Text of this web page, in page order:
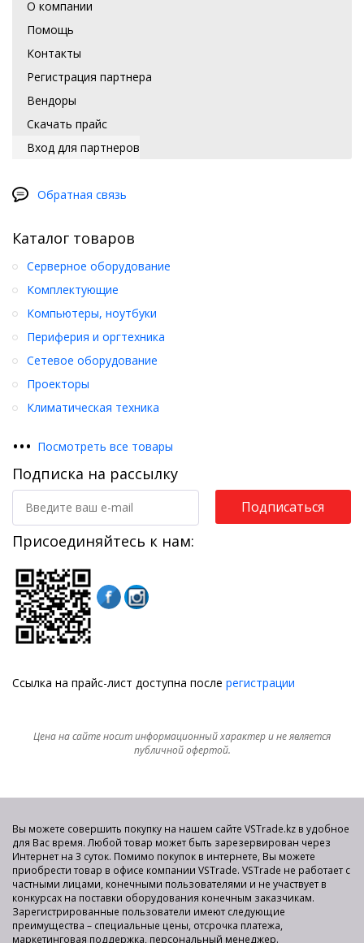
О компании
Помощь
Контакты
Регистрация партнера
Вендоры
Скачать прайс
Вход для партнеров
Обратная связь
Каталог товаров
Серверное оборудование
Комплектующие
Компьютеры, ноутбуки
Периферия и оргтехника
Сетевое оборудование
Проекторы
Климатическая техника
••• Посмотреть все товары
Подписка на рассылку
Подписаться
Присоединяйтесь к нам:
Ссылка на прайс-лист доступна после регистрации
Цена на сайте носит информационный характер и не является
публичной офертой.
Вы можете совершить покупку на нашем сайте VSTrade.kz в удобное
для Вас время. Любой товар может быть зарезервирован через
Интернет на 3 суток. Помимо покупок в интернете, Вы можете
приобрести товар в офисе компании VSTrade. VSTrade не работает с
частными лицами, конечными пользователями и не участвует в
конкурсах на поставки оборудования конечным заказчикам.
Зарегистрированные пользователи имеют следующие
преимущества – специальные цены, отсрочка платежа,
маркетинговая поддержка, персональный менеджер.